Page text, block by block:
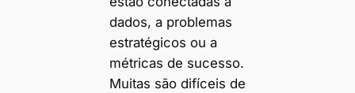
dados, a problemas
estratégicos ou a
métricas de sucesso.
Muitas são difíceis de